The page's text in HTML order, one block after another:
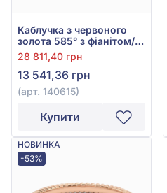
Каблучка з червоного
золота 585° з фіанітом/
куб.цирконієм, арт.
140615
28 811,40 грн
13 541,36 грн
(арт. 140615)
Купити
НОВИНКА
-53%